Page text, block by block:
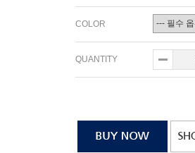
COLOR
QUANTITY